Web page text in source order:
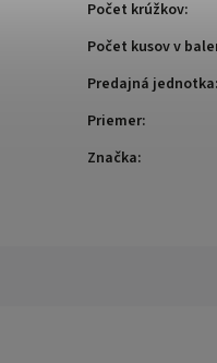
Počet krúžkov:
Počet kusov v
Predajná jednotka:
Priemer:
Značka: